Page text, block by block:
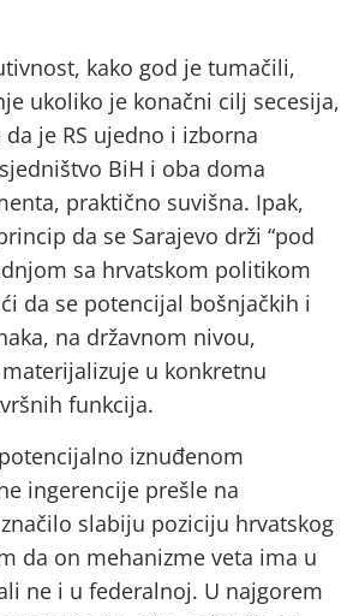
kako god je tumačili,
ukoliko je konačni cilj secesija,
je RS ujedno i izborna
BiH i oba doma
praktično suvišna. Ipak,
da se Sarajevo drži “pod
sa hrvatskom politikom
da se potencijal bošnjačkih i
na državnom nivou,
u konkretnu
funkcija.
iznuđenom
ingerencije prešle na
slabiju poziciju hrvatskog
da on mehanizme veta ima u
ne i u federalnoj. U najgorem